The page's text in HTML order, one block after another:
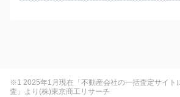
※1 2025年1月現在「不動産会社の一括査定サイト
査」より(株)東京商工リサーチ